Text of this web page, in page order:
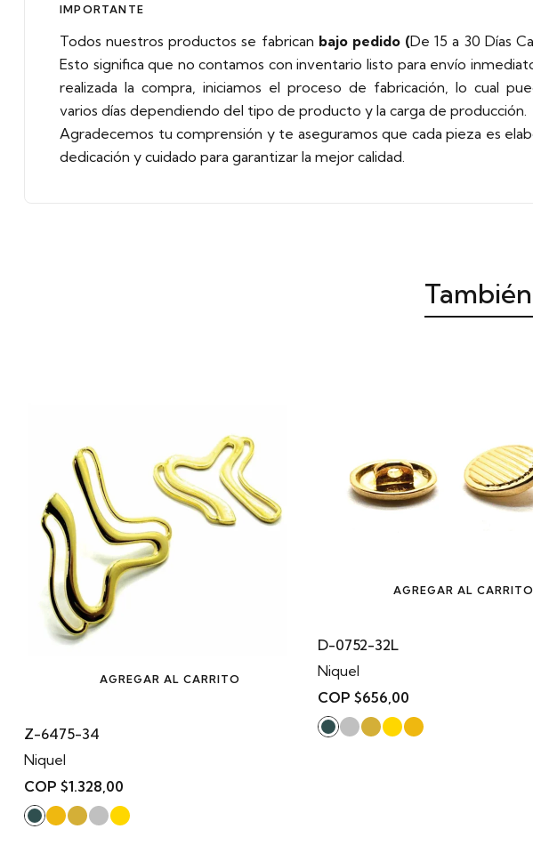
IMPORTANTE
Todos nuestros productos se fabrican bajo pedido (De 15 a 30 Días
Esto significa que no contamos con inventario listo para envío
realizada la compra, iniciamos el proceso de fabricación, lo cual
varios días dependiendo del tipo de producto y la carga de producción.
Agradecemos tu comprensión y te aseguramos que cada pieza es
dedicación y cuidado para garantizar la mejor calidad.
AGREGAR AL CARRITO
Z-6475-34
Niquel
COP $1.328,00
AGREGAR AL CARRITO
D-0752-32L
Niquel
COP $656,00